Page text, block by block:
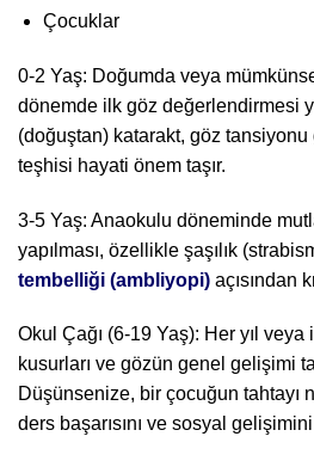
Çocuklar
0-2 Yaş: Doğumda veya
dönemde ilk göz değerlendirmesi
(doğuştan) katarakt, göz tansiyonu
teşhisi hayati önem taşır.
3-5 Yaş: Anaokulu döneminde
yapılması, özellikle şaşılık
tembelliği (ambliyopi) açısından
Okul Çağı (6-19 Yaş): Her yıl veya
kusurları ve gözün genel gelişimi
Düşünsenize, bir çocuğun tahtayı
ders başarısını ve sosyal